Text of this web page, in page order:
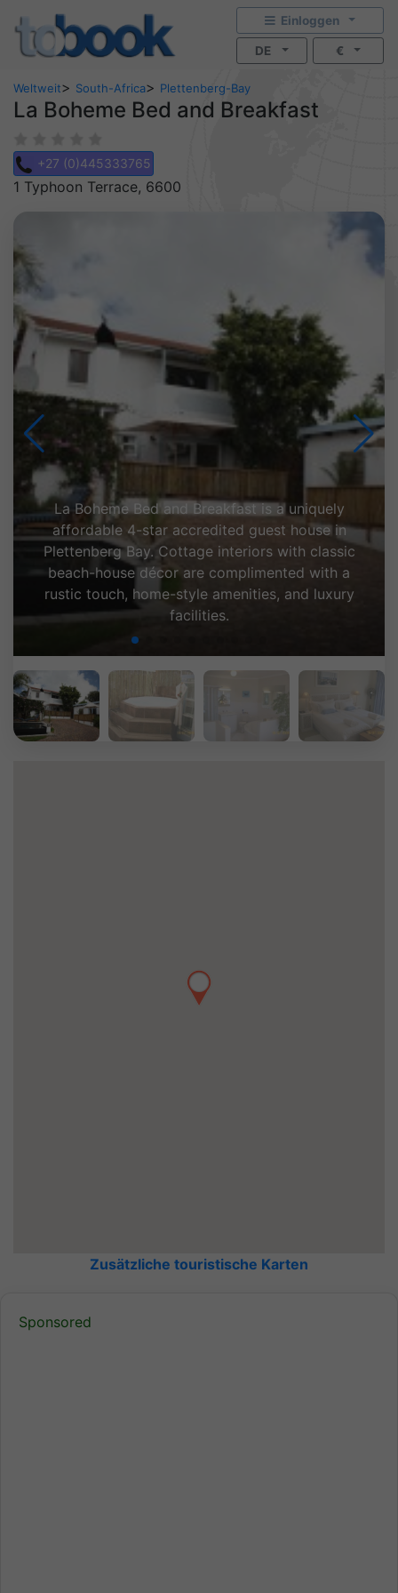
Einloggen
DE €
Weltweit> South-Africa> Plettenberg-Bay
La Boheme Bed and Breakfast
+27 (0)445333765
1 Typhoon Terrace, 6600
Zusätzliche touristische Karten
Sponsored